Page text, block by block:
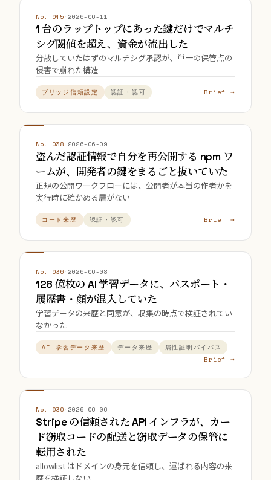
No. 045 2026-06-11
1 台のラップトップにあった鍵だけでマルチ
シグ閾値を超え、資金が流出した
分散していたはずのマルチシグ承認が、単一の保管点の
侵害で崩れた構造
ブリッジ信頼設定 認証・認可 Brief →
No. 038 2026-06-09
盗んだ認証情報で自分を再公開する npm ワ
ームが、開発者の鍵をまるごと抜いていた
正規の公開ワークフローには、公開者が本当の作者かを
実行時に確かめる層がない
コード来歴 認証・認可 Brief →
No. 036 2026-06-08
128 億枚の AI 学習データに、パスポート・
履歴書・顔が混入していた
学習データの来歴と同意が、収集の時点で検証されてい
なかった
AI 学習データ来歴 データ来歴 属性証明バイパス
Brief →
No. 030 2026-06-06
Stripe の信頼された API インフラが、カー
ド窃取コードの配送と窃取データの保管に
転用された
allowlist はドメインの身元を信頼し、運ばれる内容の来